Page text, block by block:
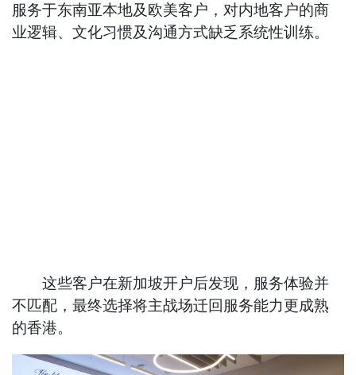
服务于东南亚本地及欧美客户，对内地客户的商
业逻辑、文化习惯及沟通方式缺乏系统性训练。
这些客户在新加坡开户后发现，服务体验并
不匹配，最终选择将主战场迁回服务能力更成熟
的香港。